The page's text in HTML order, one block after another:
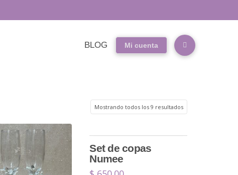
BLOG Mi cuenta
Mostrando todos los 9 resultados
Set de copas
Numee